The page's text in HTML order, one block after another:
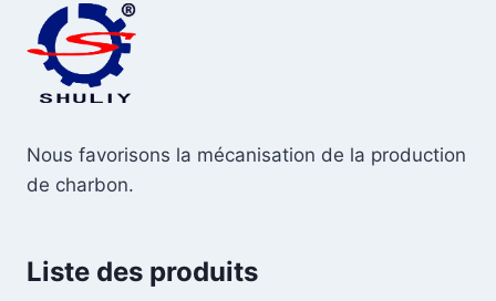
Nous favorisons la mécanisation de la production
de charbon.
Liste des produits